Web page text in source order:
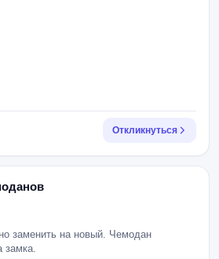
Откликнуться
заменить на новый. Чемодан
замка.